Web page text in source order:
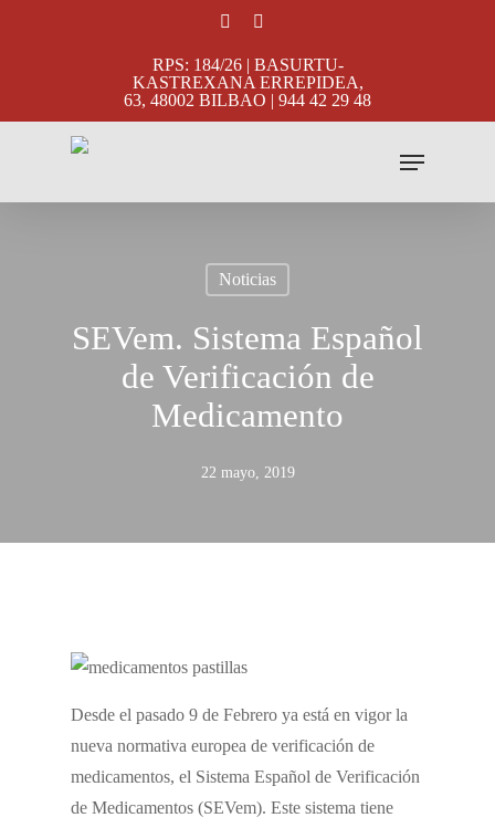
RPS: 184/26 | BASURTU-
KASTREXANA ERREPIDEA,
63, 48002 BILBAO | 944 42 29 48
Menu
Noticias
SEVem. Sistema Español
de Verificación de
Medicamento
22 mayo, 2019
Desde el pasado 9 de Febrero ya está en vigor la
nueva normativa europea de verificación de
medicamentos, el Sistema Español de Verificación
de Medicamentos (SEVem). Este sistema tiene